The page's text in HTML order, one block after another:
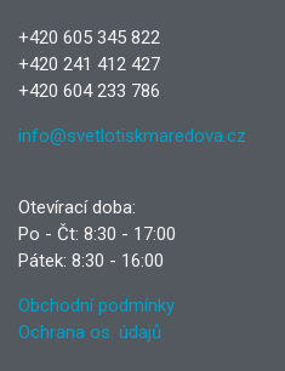
+420 605 345 822
+420 241 412 427
+420 604 233 786
info@svetlotiskmaredova.cz
Otevírací doba:
Po - Čt: 8:30 - 17:00
Pátek: 8:30 - 16:00
Obchodní podmínky
Ochrana os. údajů